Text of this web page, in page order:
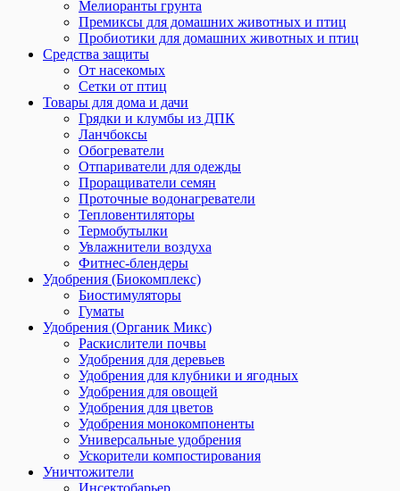
Мелиоранты грунта
Премиксы для домашних животных и птиц
Пробиотики для домашних животных и птиц
Средства защиты
От насекомых
Сетки от птиц
Товары для дома и дачи
Грядки и клумбы из ДПК
Ланчбоксы
Обогреватели
Отпариватели для одежды
Проращиватели семян
Проточные водонагреватели
Тепловентиляторы
Термобутылки
Увлажнители воздуха
Фитнес-блендеры
Удобрения (Биокомплекс)
Биостимуляторы
Гуматы
Удобрения (Органик Микс)
Раскислители почвы
Удобрения для деревьев
Удобрения для клубники и ягодных
Удобрения для овощей
Удобрения для цветов
Удобрения монокомпоненты
Универсальные удобрения
Ускорители компостирования
Уничтожители
Инсектобарьер